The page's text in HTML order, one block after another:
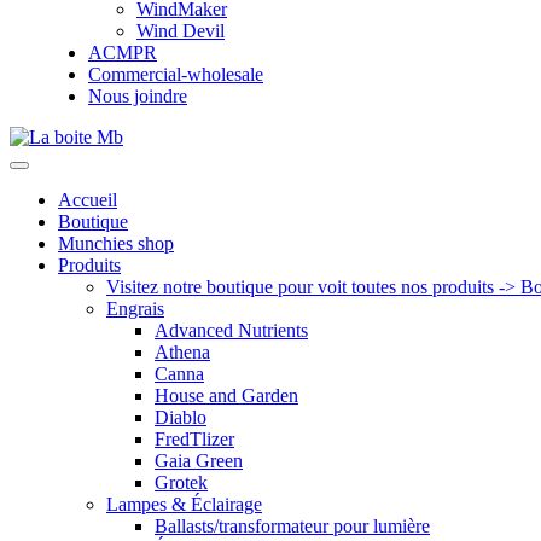
WindMaker
Wind Devil
ACMPR
Commercial-wholesale
Nous joindre
Accueil
Boutique
Munchies shop
Produits
Visitez notre boutique pour voit toutes nos produits ->
Engrais
Advanced Nutrients
Athena
Canna
House and Garden
Diablo
FredTlizer
Gaia Green
Grotek
Lampes & Éclairage
Ballasts/transformateur pour lumière